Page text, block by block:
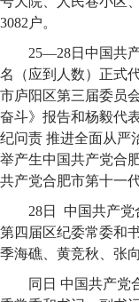
3082户。
25—28日中国共
名（应到人数）正式
市庐阳区第三届委员
奋斗》报告和杨毅代
纪问责 推进全面从严
举产生中国共产党合
共产党合肥市第十一
28日 中国共产党
第四届区纪委常委和
季海礁、黄竞秋、张向
同日 中国共产党